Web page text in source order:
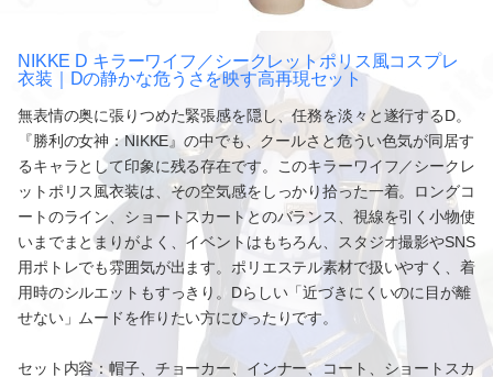
NIKKE D キラーワイフ／シークレットポリス風コスプレ
衣装｜Dの静かな危うさを映す高再現セット
無表情の奥に張りつめた緊張感を隠し、任務を淡々と遂行するD。
『勝利の女神：NIKKE』の中でも、クールさと危うい色気が同居す
るキャラとして印象に残る存在です。このキラーワイフ／シークレ
ットポリス風衣装は、その空気感をしっかり拾った一着。ロングコ
ートのライン、ショートスカートとのバランス、視線を引く小物使
いまでまとまりがよく、イベントはもちろん、スタジオ撮影やSNS
用ポトレでも雰囲気が出ます。ポリエステル素材で扱いやすく、着
用時のシルエットもすっきり。Dらしい「近づきにくいのに目が離
せない」ムードを作りたい方にぴったりです。
セット内容：帽子、チョーカー、インナー、コート、ショートスカ